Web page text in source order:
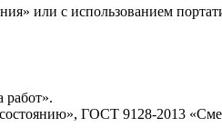
или с использованием
ГОСТ 9128-2013